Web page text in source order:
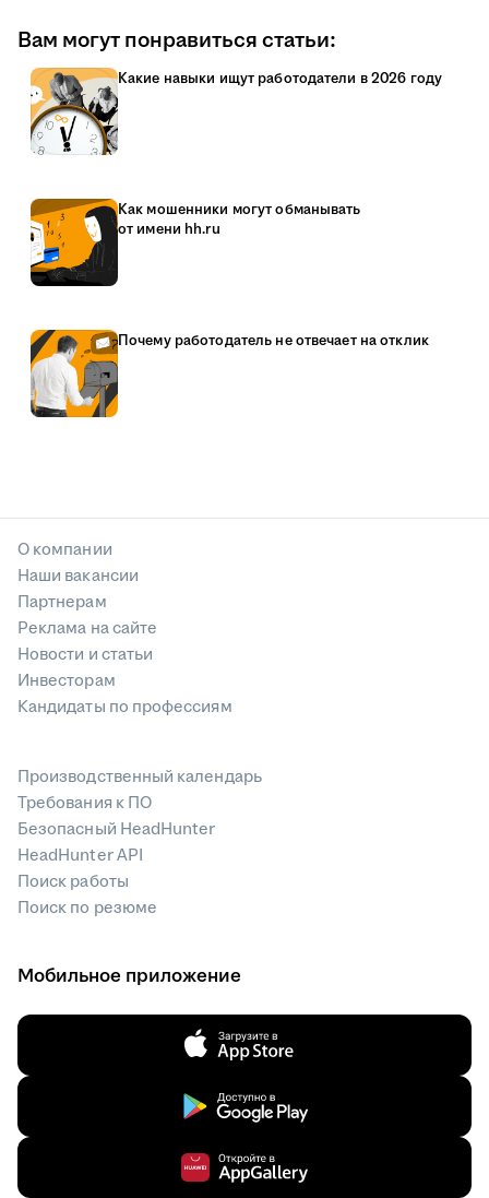
Вам могут понравиться статьи:
Какие навыки ищут работодатели в 2026 году
Как мошенники могут обманывать
от имени hh.ru
Почему работодатель не отвечает на отклик
О компании
Наши вакансии
Партнерам
Реклама на сайте
Новости и статьи
Инвесторам
Кандидаты по профессиям
Производственный календарь
Требования к ПО
Безопасный HeadHunter
HeadHunter API
Поиск работы
Поиск по резюме
Мобильное приложение